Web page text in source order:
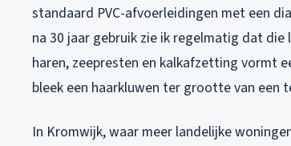
standaard PVC-afvoerleidingen met een
na 30 jaar gebruik zie ik regelmatig dat
haren, zeepresten en kalkafzetting vormt
bleek een haarkluwen ter grootte van een
In Kromwijk, waar meer landelijke